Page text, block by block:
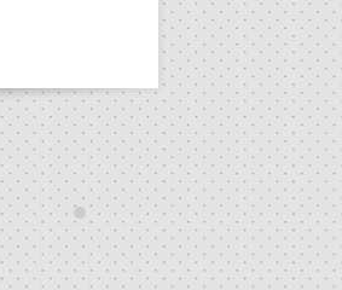
a entrar em campo esta